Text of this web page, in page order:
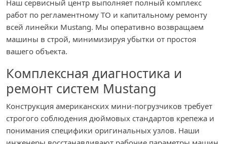
Наш сервисный центр выполняет полный комплекс
работ по регламентному ТО и капитальному ремонту
всей линейки Mustang. Мы оперативно возвращаем
машины в строй, минимизируя убытки от простоя
вашего объекта.
Комплексная диагностика и
ремонт систем Mustang
Конструкция американских мини-погрузчиков требует
строгого соблюдения дюймовых стандартов крепежа и
понимания специфики оригинальных узлов. Наши